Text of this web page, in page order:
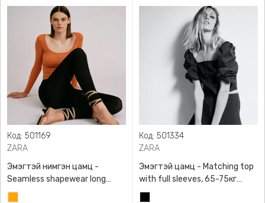
Код: 501169
ZARA
Эмэгтэй нимгэн цамц -
Seamless shapewear long
sleeve t-shirt, 40-60кг жинд
Код: 501334
ZARA
Эмэгтэй цамц - Matching top
with full sleeves, 65-75кг
жинд таарна, ZARA,